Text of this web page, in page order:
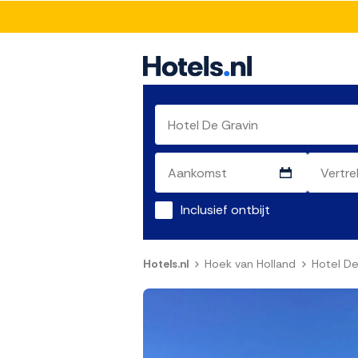
Inclusief ontbijt
Hotels.nl Hoek van Holland Hotel